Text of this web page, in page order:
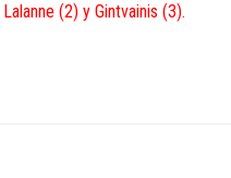
(2) y Gintvainis (3).